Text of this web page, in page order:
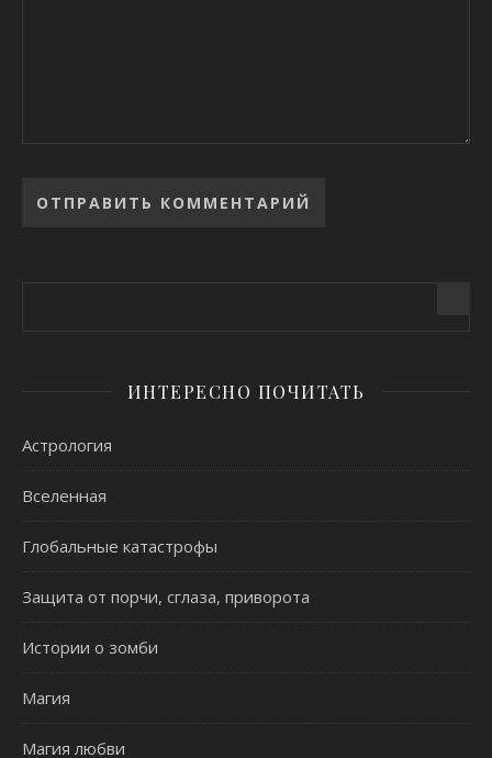
ИНТЕРЕСНО ПОЧИТАТЬ
Астрология
Вселенная
Глобальные катастрофы
Защита от порчи, сглаза, приворота
Истории о зомби
Магия
Магия любви